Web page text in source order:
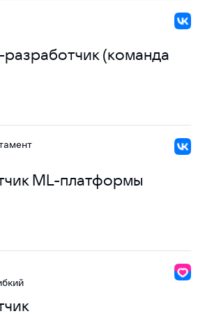
(команда
ML-платформы